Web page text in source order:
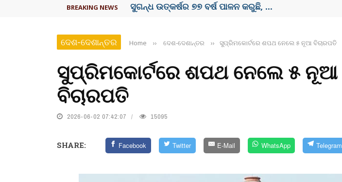
BREAKING NEWS ୟୁପିଆଇ ଓ ଅନ୍ୟାନ୍ୟ ଡିଜିଟାଲ୍ ନେଣଦେଣ ...
ଦେଶ-ଦେଶାନ୍ତର Home ›› ଦେଶ-ଦେଶାନ୍ତର ›› ସୁପ୍ରିମକୋର୍ଟରେ ଶପଥ ନେଲେ ୫ ନୂଆ ବିଚାରପତି
ସୁପ୍ରିମକୋର୍ଟରେ ଶପଥ ନେଲେ ୫ ନୂଆ
ବିଚାରପତି
2026-06-02 07:42:07 15095
SHARE: Facebook Twitter E-Mail WhatsApp Telegram